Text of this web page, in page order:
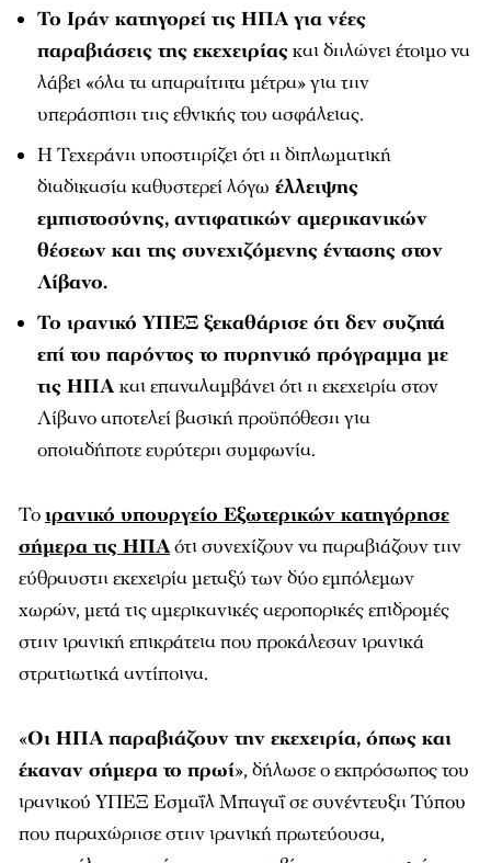
Το Ιράν κατηγορεί τις ΗΠΑ για νέες
παραβιάσεις της εκεχειρίαςκαι δηλώνει έτοιμο να
λάβει «όλα τα απαραίτητα μέτρα» για την
υπεράσπιση της εθνικής του ασφάλειας.
Η Τεχεράνη υποστηρίζει ότι η διπλωματική
διαδικασία καθυστερεί λόγω έλλειψης
εμπιστοσύνης, αντιφατικών αμερικανικών
θέσεων και της συνεχιζόμενης έντασης στον
Λίβανο.
Το ιρανικό ΥΠΕΞ ξεκαθάρισε ότι δεν συζητά
επί του παρόντος το πυρηνικό πρόγραμμα με
τις ΗΠΑ και επαναλαμβάνει ότι η εκεχειρία στον
Λίβανο αποτελεί βασική προϋπόθεση για
οποιαδήποτε ευρύτερη συμφωνία.
Τοιρανικό υπουργείο Εξωτερικών κατηγόρησε
σήμερα τις ΗΠΑότι συνεχίζουν να παραβιάζουν την
εύθραυστη εκεχειρία μεταξύ των δύο εμπόλεμων
χωρών, μετά τις αμερικανικές αεροπορικές επιδρομές
στην ιρανική επικράτεια που προκάλεσαν ιρανικά
στρατιωτικά αντίποινα.
«Οι ΗΠΑ παραβιάζουν την εκεχειρία, όπως και
έκαναν σήμερα το πρωί», δήλωσε ο εκπρόσωπος του
ιρανικού ΥΠΕΞ Εσμαΐλ Μπαγαΐ σε συνέντευξη Τύπου
που παραχώρησε στην ιρανική πρωτεύουσα,